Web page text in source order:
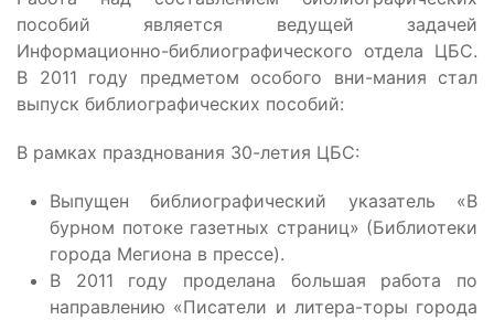
пособий является ведущей задачей
Информационно-библиографического отдела ЦБС.
В 2011 году предметом особого вни-мания стал
выпуск библиографических пособий:
В рамках празднования 30-летия ЦБС:
Выпущен библиографический указатель «В
бурном потоке газетных страниц» (Библиотеки
города Мегиона в прессе).
В 2011 году проделана большая работа по
направлению «Писатели и литера-торы города